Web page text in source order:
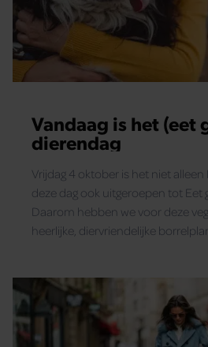
Vandaag is het (eet
dierendag
Vrijdag 4 oktober is het niet
deze dag ook uitgeroepen tot Eet
Daarom hebben we voor deze
heerlijke, diervriendelijke